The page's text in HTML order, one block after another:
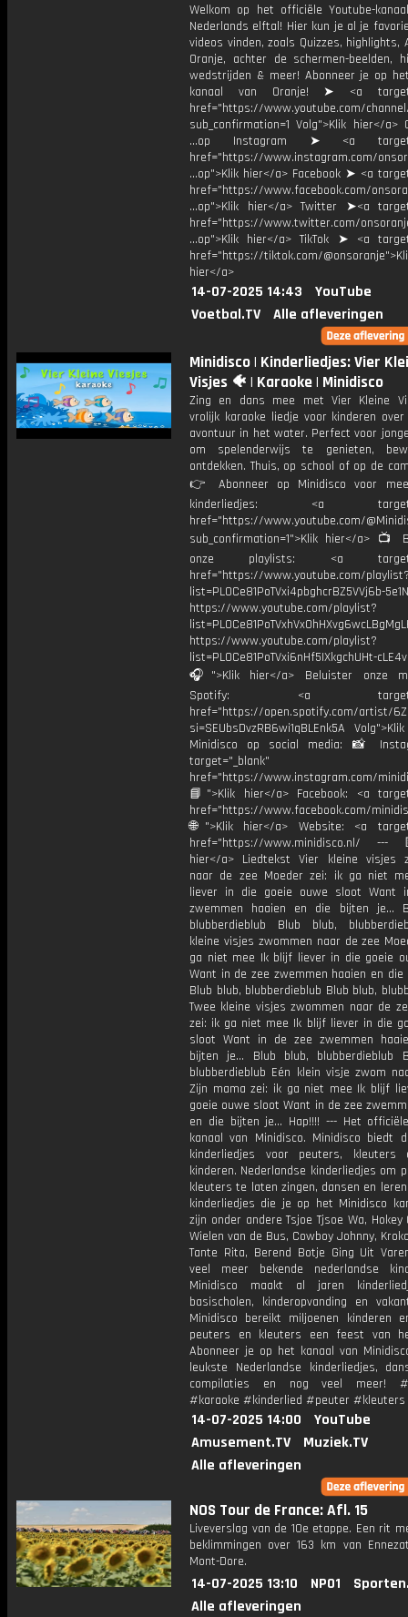
Welkom op het officiële Youtube-
Nederlands elftal! Hier kun je al je
videos vinden, zoals Quizzes, highlights,
Oranje, achter de schermen-beelden,
wedstrijden & meer! Abonneer je op
kanaal van Oranje! ➤ <a
href="https://www.youtube.com/channel/
sub_confirmation=1 Volg">Klik hier</a>
...op Instagram ➤ <a
href="https://www.instagram.com/
...op">Klik hier</a> Facebook ➤ <a
href="https://www.facebook.com/
...op">Klik hier</a> Twitter ➤<a
href="https://www.twitter.com/
...op">Klik hier</a> TikTok ➤ <a
href="https://tiktok.com/
hier</a>
14-07-2025 14:43
YouTube
Voetbal.TV
Alle afleveringen
Minidisco | Kinderliedjes: Vier
Visjes 🐠 | Karaoke | Minidisco
Zing en dans mee met Vier Kleine
vrolijk karaoke liedje voor kinderen
avontuur in het water. Perfect voor
om spelenderwijs te genieten,
ontdekken. Thuis, op school of op de
👉 Abonneer op Minidisco voor
kinderliedjes: <a
href="https://www.youtube.com/
sub_confirmation=1">Klik hier</a> 📺
onze playlists: <a
href="https://www.youtube.com/
list=PL0Ce81PoTVxi4pbghcrBZ5VVj6b-
https://www.youtube.com/playlist?
https://www.youtube.com/playlist?
list=PL0Ce81PoTVxi6nHf5IXkgchUHt-
🎧">Klik hier</a> Beluister onze
Spotify: <a
href="https://open.spotify.com/artist/
si=SEUbsDvzRB6wi1qBLEnk5A
Minidisco op social media: 📸
target="_blank"
href="https://www.instagram.com/
📘">Klik hier</a> Facebook: <a
href="https://www.facebook.com/
🌐">Klik hier</a> Website: <a
href="https://www.minidisco.nl/ ---
hier</a> Liedtekst Vier kleine visjes
naar de zee Moeder zei: ik ga niet
liever in die goeie ouwe sloot Want
zwemmen haaien en die bijten je…
blubberdieblub Blub blub,
kleine visjes zwommen naar de zee
ga niet mee Ik blijf liever in die goeie
Want in de zee zwemmen haaien en
Blub blub, blubberdieblub Blub blub,
Twee kleine visjes zwommen naar de
zei: ik ga niet mee Ik blijf liever in die
sloot Want in de zee zwemmen
bijten je… Blub blub, blubberdieblub
blubberdieblub Eén klein visje zwom
Zijn mama zei: ik ga niet mee Ik blijf
goeie ouwe sloot Want in de zee
en die bijten je… Hap!!!! --- Het officiële
kanaal van Minidisco. Minidisco biedt
kinderliedjes voor peuters, kleuters
kinderen. Nederlandse kinderliedjes om
kleuters te laten zingen, dansen en
kinderliedjes die je op het Minidisco
zijn onder andere Tsjoe Tjsoe Wa, Hokey
Wielen van de Bus, Cowboy Johnny,
Tante Rita, Berend Botje Ging Uit
veel meer bekende nederlandse
Minidisco maakt al jaren
basischolen, kinderopvanding en
Minidisco bereikt miljoenen kinderen
peuters en kleuters een feest van
Abonneer je op het kanaal van
leukste Nederlandse kinderliedjes,
compilaties en nog veel meer!
#karaoke #kinderlied #peuter #kleuters
14-07-2025 14:00
YouTube
Amusement.TV
Muziek.TV
Alle afleveringen
NOS Tour de France: Afl. 15
Liveverslag van de 10e etappe. Een rit
beklimmingen over 163 km van
Mont-Dore.
14-07-2025 13:10 NPO1
Alle afleveringen